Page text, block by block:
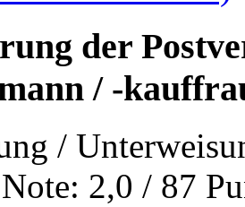
der
/ -
/
2,0 / 87